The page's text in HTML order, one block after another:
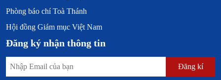
Phòng báo chí Toà Thánh
Hội đồng Giám mục Việt Nam
Đăng ký nhận thông tin
Đăng kí